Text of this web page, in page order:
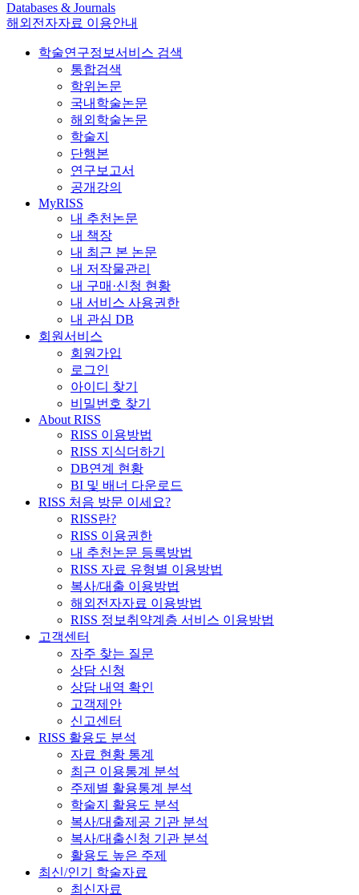
Databases & Journals
해외전자자료 이용안내
학술연구정보서비스 검색
통합검색
학위논문
국내학술논문
해외학술논문
학술지
단행본
연구보고서
공개강의
MyRISS
내 추천논문
내 책장
내 최근 본 논문
내 저작물관리
내 구매·신청 현황
내 서비스 사용권한
내 관심 DB
회원서비스
회원가입
로그인
아이디 찾기
비밀번호 찾기
About RISS
RISS 이용방법
RISS 지식더하기
DB연계 현황
BI 및 배너 다운로드
RISS 처음 방문 이세요?
RISS란?
RISS 이용권한
내 추천논문 등록방법
RISS 자료 유형별 이용방법
복사/대출 이용방법
해외전자자료 이용방법
RISS 정보취약계층 서비스 이용방법
고객센터
자주 찾는 질문
상담 신청
상담 내역 확인
고객제안
신고센터
RISS 활용도 분석
자료 현황 통계
최근 이용통계 분석
주제별 활용통계 분석
학술지 활용도 분석
복사/대출제공 기관 분석
복사/대출신청 기관 분석
활용도 높은 주제
최신/인기 학술자료
최신자료